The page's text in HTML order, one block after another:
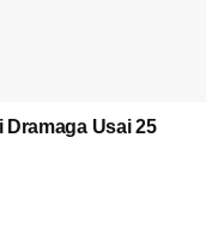
Dramaga Usai 25